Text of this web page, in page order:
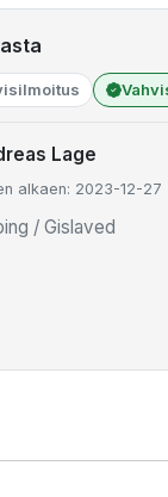
Lage
alkaen: 2023-12-27
/ Gislaved